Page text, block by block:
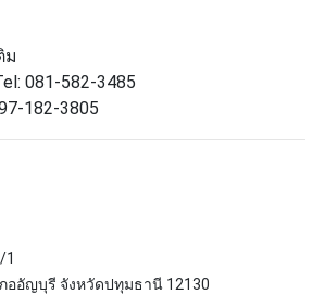
ม
081-582-3485
182-3805
1
ออัญบุรี จังหวัดปทุมธานี 12130